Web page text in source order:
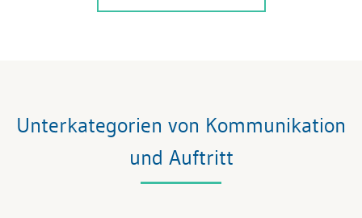
Unterkategorien von Kommunikation
und Auftritt